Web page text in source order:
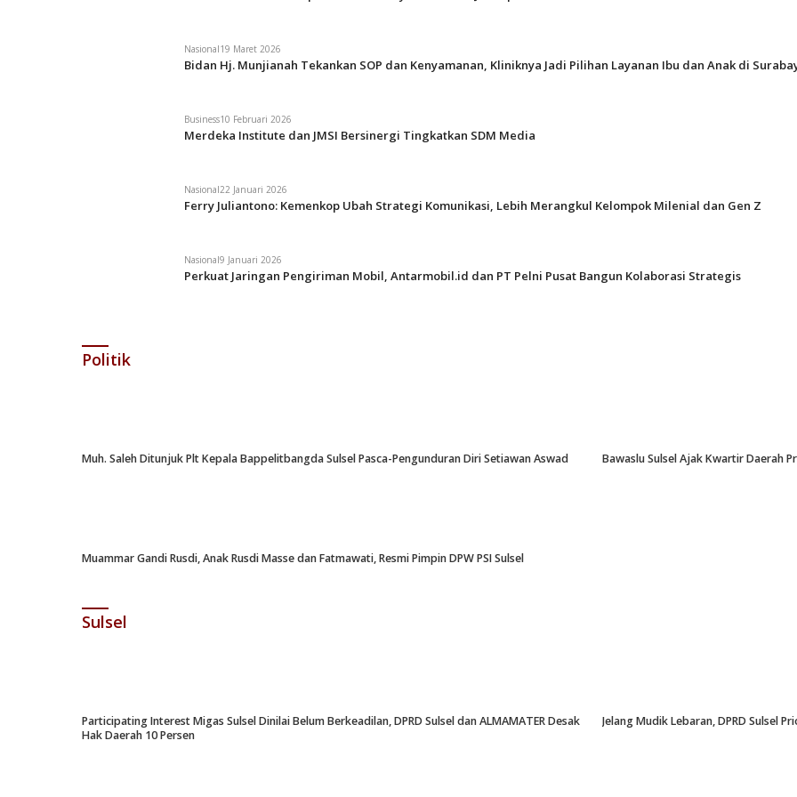
Nasional19 Maret 2026
Bidan Hj. Munjianah Tekankan SOP dan Kenyamanan, Kliniknya Jadi Pilihan Layanan Ibu dan Anak di
Business10 Februari 2026
Merdeka Institute dan JMSI Bersinergi Tingkatkan SDM Media
Nasional22 Januari 2026
Ferry Juliantono: Kemenkop Ubah Strategi Komunikasi, Lebih Merangkul Kelompok Milenial dan Gen Z
Nasional9 Januari 2026
Perkuat Jaringan Pengiriman Mobil, Antarmobil.id dan PT Pelni Pusat Bangun Kolaborasi Strategis
Politik
Muh. Saleh Ditunjuk Plt Kepala Bappelitbangda Sulsel Pasca-Pengunduran Diri Setiawan Aswad Bawaslu Sulsel Ajak Kwartir Daerah
Muammar Gandi Rusdi, Anak Rusdi Masse dan Fatmawati, Resmi Pimpin DPW PSI Sulsel
Sulsel
Participating Interest Migas Sulsel Dinilai Belum Berkeadilan, DPRD Sulsel dan ALMAMATER Desak
Hak Daerah 10 Persen
Jelang Mudik Lebaran, DPRD Sulsel